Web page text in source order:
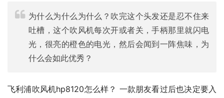
为什么为什么为什么？吹完这个头发还是忍不住来
吐槽，这个吹风机每次开或者关，手柄那里就闪电
光，很亮的橙色的电光，然后会闻到一阵焦味，为
什么会如此优秀？
飞利浦吹风机hp8120怎么样？ 一款朋友看过后也决定要入